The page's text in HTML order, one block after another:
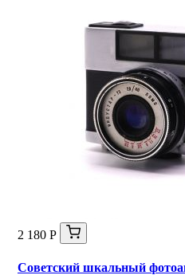
2 180 Р
Советский шкальный